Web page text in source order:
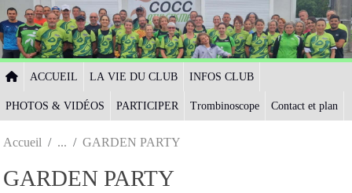
ACCUEIL LA VIE DU CLUB INFOS CLUB
PHOTOS & VIDÉOS PARTICIPER Trombinoscope Contact et plan
Accueil GARDEN PARTY
GARDEN PARTY
Panneau de gestion des cookies